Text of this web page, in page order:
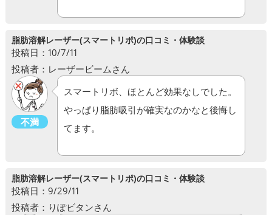
脂肪溶解レーザー(スマートリポ)の口コミ・体験談
投稿日：10/7/11
投稿者：レーザービームさん
不満
スマートリボ、ほとんど効果なしでした。
やっぱり脂肪吸引が確実なのかなと後悔し
てます。
脂肪溶解レーザー(スマートリポ)の口コミ・体験談
投稿日：9/29/11
投稿者：りぽビタンさん